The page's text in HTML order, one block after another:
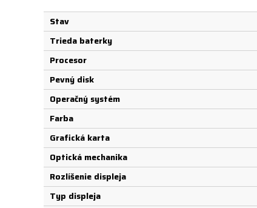
Stav
Trieda baterky
Procesor
Pevný disk
Operačný systém
Farba
Grafická karta
Optická mechanika
Rozlíšenie displeja
Typ displeja